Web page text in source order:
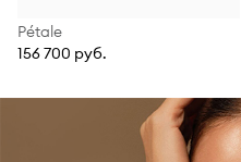
Pétale
156 700 руб.